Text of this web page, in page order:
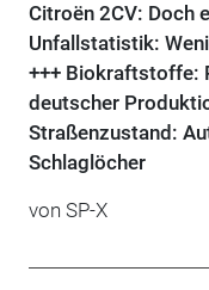
Citroën 2CV: Doch
Unfallstatistik:
+++ Biokraftstoffe:
deutscher
Straßenzustand:
Schlaglöcher
von SP-X